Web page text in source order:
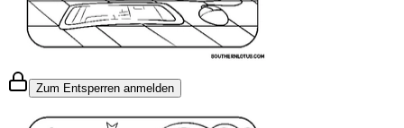
Zum Entsperren anmelden